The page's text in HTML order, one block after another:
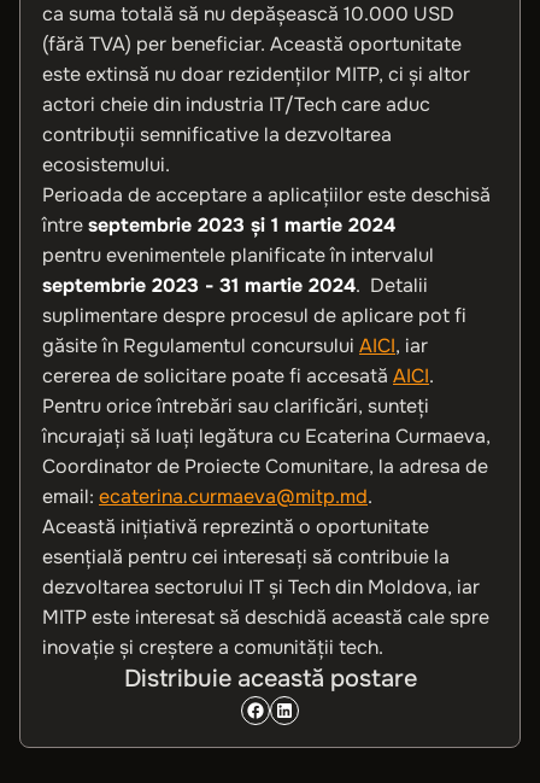
ca suma totală să nu depășească 10.000 USD
(fără TVA) per beneficiar. Această oportunitate
este extinsă nu doar rezidenților MITP, ci și altor
actori cheie din industria IT/Tech care aduc
contribuții semnificative la dezvoltarea
ecosistemului.
Perioada de acceptare a aplicațiilor este deschisă
întreseptembrie 2023 și 1 martie 2024
pentru evenimentele planificate în intervalul
septembrie 2023 - 31 martie 2024. Detalii
suplimentare despre procesul de aplicare pot fi
găsite în Regulamentul concursului AICI, iar
cererea de solicitare poate fi accesată AICI.
Pentru orice întrebări sau clarificări, sunteți
încurajați să luați legătura cu Ecaterina Curmaeva,
Coordinator de Proiecte Comunitare, la adresa de
email: ecaterina.curmaeva@mitp.md.
Această inițiativă reprezintă o oportunitate
esențială pentru cei interesați să contribuie la
dezvoltarea sectorului IT și Tech din Moldova, iar
MITP este interesat să deschidă această cale spre
inovație și creștere a comunității tech.
Distribuie această postare